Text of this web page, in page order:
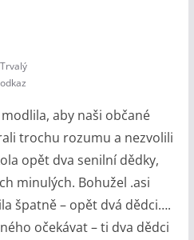
Trvalý
odkaz
aby naši občané
trochu rozumu a nezvolili
opět dva senilní dědky,
minulých. Bohužel .asi
špatně – opět dvá dědci….
očekávat – ti dva dědci